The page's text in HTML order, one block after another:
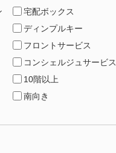
宅配ボックス
ディンプルキー
フロントサービス
コンシェルジュサービス
10階以上
南向き